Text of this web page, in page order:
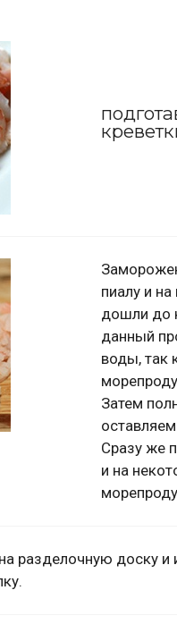
пиалу и
дошли до
данный
воды, так
Затем
оставляем
Сразу же
и на
разделочную доску